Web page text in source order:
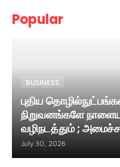
Popular
BUSINESS
புதிய
நிறுவனங்களே
July 30, 2026